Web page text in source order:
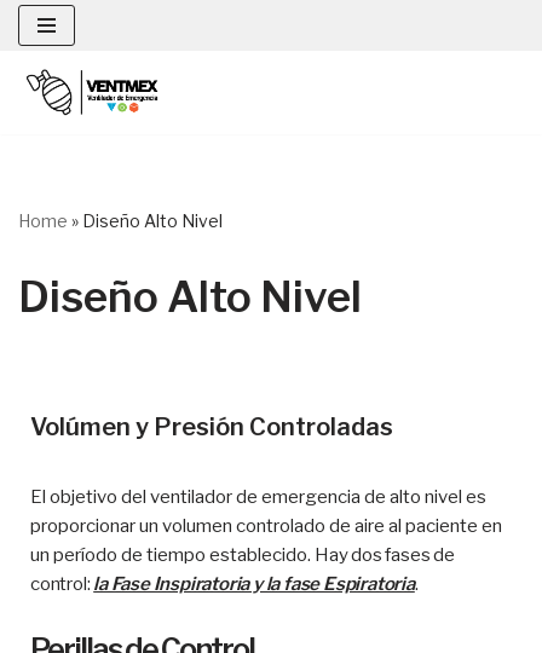
Saltar
al
contenido
Home » Diseño Alto Nivel
Diseño Alto Nivel
Volúmen y Presión Controladas
El objetivo del ventilador de emergencia de alto nivel es
proporcionar un volumen controlado de aire al paciente en
un período de tiempo establecido. Hay dos fases de
control: la Fase Inspiratoria y la fase Espiratoria.